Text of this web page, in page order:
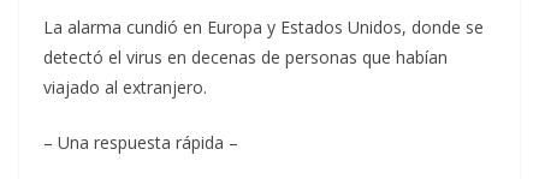
La alarma cundió en Europa y Estados Unidos, donde se
detectó el virus en decenas de personas que habían
viajado al extranjero.
– Una respuesta rápida –